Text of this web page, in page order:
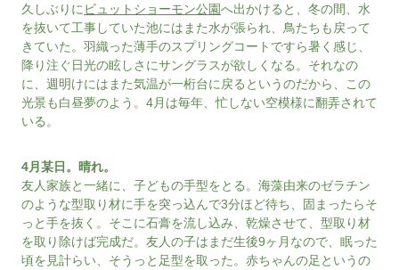
久しぶりに ビュットショーモン公園へ出かけると、冬の間、水
を抜いて工事していた池にはまた水が張られ、鳥たちも戻って
きていた。羽織った薄手のスプリングコートですら暑く感じ、
降り注ぐ日光の眩しさにサングラスが欲しくなる。それなの
に、週明けにはまた気温が一桁台に戻るというのだから、この
光景も白昼夢のよう。4月は毎年、忙しない空模様に翻弄されて
いる。
4月某日。晴れ。
友人家族と一緒に、子どもの手型をとる。海藻由来のゼラチン
のような型取り材に手を突っ込んで3分ほど待ち、固まったらそ
っと手を抜く。そこに石膏を流し込み、乾燥させて、型取り材
を取り除けば完成だ。友人の子はまだ生後9ヶ月なので、眠った
頃を見計らい、そうっと足型を取った。赤ちゃんの足というの